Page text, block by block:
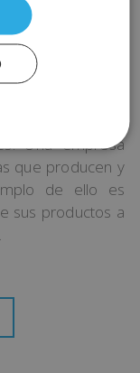
la toma
anteriores y
Una empresa
que producen y
de ello es
sus productos a